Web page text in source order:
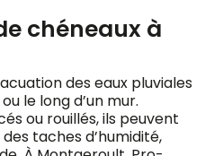
chéneaux à
des eaux pluviales
le long d’un mur.
ou rouillés, ils peuvent
taches d’humidité,